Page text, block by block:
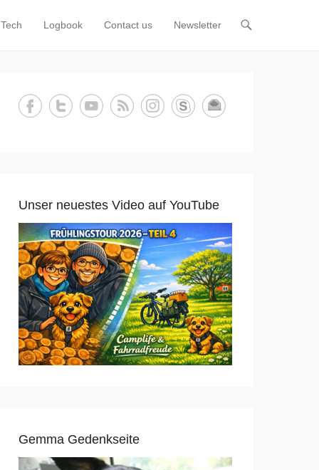
Tech Logbook Contact us Newsletter
Unser neuestes Video auf YouTube
Gemma Gedenkseite